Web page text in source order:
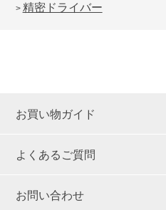
> 精密ドライバー
お買い物ガイド
よくあるご質問
お問い合わせ